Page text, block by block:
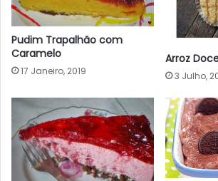
Pudim Trapalhão com
Caramelo
17 Janeiro, 2019
Arroz
3 Julho,